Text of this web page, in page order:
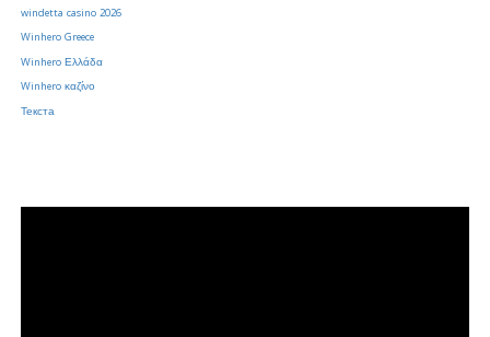
windetta casino 2026
Winhero Greece
Winhero Ελλάδα
Winhero καζίνο
Текста